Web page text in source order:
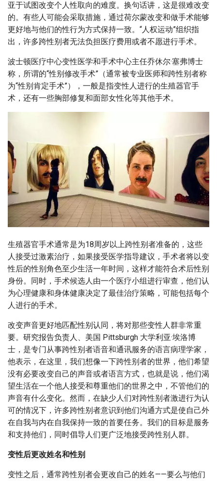
亚于试图改变个人性取向的难度。换句话讲，这是很难改变
的。有些人可能会采取措施，通过荷尔蒙改变和做手术能够
更好地与他们的性行为方式保持一致。“人权运动”组织指
出，许多跨性别者无法负担医疗费用或者不愿进行手术。
波士顿医疗中心变性医学和手术中心主任乔休尔·塞弗博士
称，所谓的“性别修改手术”（通常被专业医师和跨性别者称
为“性别肯定手术”），一般是指变性人进行的生殖器官手
术，还有一些胸部修复和面部女性化等其他手术。
生殖器官手术通常是为18周岁以上跨性别者准备的，这些
人接受过激素治疗，如果接受医学指导建议，手术者将以变
性后的性别角色至少生活一年时间，这样才能符合术后性别
身份。同时，手术候选人由一个医疗小组进行审查，他们认
为心理健康和身体健康决定了最佳治疗策略，可能包括每个
人进行的手术。
改变声音更好地匹配性别认同，将对那些变性人群非常重
要。研究报告负责人、美国 Pittsburgh 大学利亚·埃洛博
士，是专门从事跨性别者语音和通讯服务的语言病理学家，
他表示，在这里，我们想像一下跨性别者的世界，他们希望
没有必要改变自己的声音或者语言方式，也就是说，他们渴
望生活在一个他人接受和尊重他们的世界之中，不管他们的
声音有什么变化。然而，在缺少人们对跨性别者激进行为认
可的情况下，许多跨性别者意识到他们沟通方式是使自己外
在自我与内在自我保持一致的首要任务。我们的目标是服务
和支持他们，同时倡导人们更广泛地接受跨性别人群。
变性后更改姓名和性别
变性之后，通常跨性别者会更改自己的姓名——要么与他们